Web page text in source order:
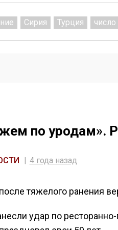
Сирия Турция
по уродам».
4 года назад
тяжелого ранения
удар по